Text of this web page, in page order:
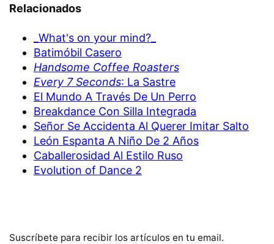
Relacionados
_What's on your mind?_
Batimóbil Casero
Handsome Coffee Roasters
Every 7 Seconds: La Sastre
El Mundo A Través De Un Perro
Breakdance Con Silla Integrada
Señor Se Accidenta Al Querer Imitar Salto
León Espanta A Niño De 2 Años
Caballerosidad Al Estilo Ruso
Evolution of Dance 2
Suscríbete para recibir los artículos en tu email.